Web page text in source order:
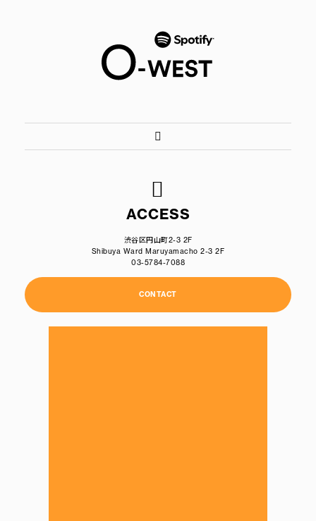
ACCESS
渋谷区円山町2-3 2F
Shibuya Ward Maruyamacho 2-3 2F
03-5784-7088
CONTACT